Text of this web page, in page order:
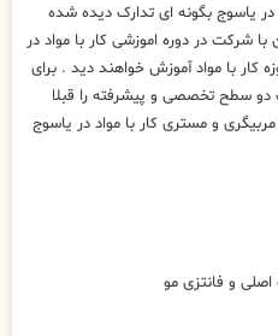
یاسوج بگونه ای تدارک دیده شده
شرکت در دوره اموزشی کار با مواد در
کار با مواد آموزش خواهند دید . برای
سطح تخصصی و پیشرفته را قبلا
و مستری کار با مواد در یاسوج
اصلی و فانتزی مو